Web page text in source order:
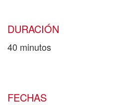
DURACIÓN
40 minutos
FECHAS